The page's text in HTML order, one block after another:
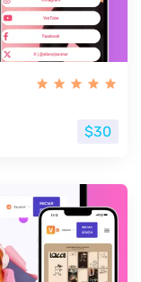
$30